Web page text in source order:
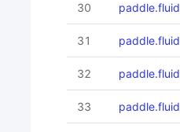
30
31
32
33